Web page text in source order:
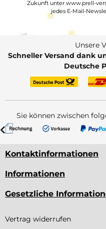
Zukunft unter www.prell-
jedes E-Mail-
Unsere
Schneller Versand dank
Deutsche
Sie können zwischen
Kontaktinformationen
Informationen
Gesetzliche
Vertrag widerrufen